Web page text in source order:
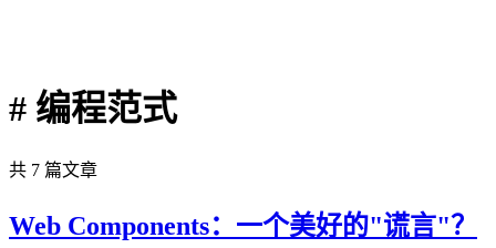
# 编程范式
共 7 篇文章
Web Components：一个美好的"谎言"？